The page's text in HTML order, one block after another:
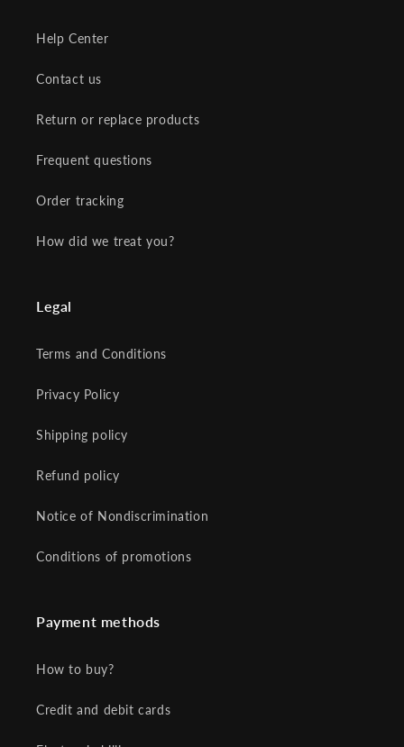
Help Center
Contact us
Return or replace products
Frequent questions
Order tracking
How did we treat you?
Legal
Terms and Conditions
Privacy Policy
Shipping policy
Refund policy
Notice of Nondiscrimination
Conditions of promotions
Payment methods
How to buy?
Credit and debit cards